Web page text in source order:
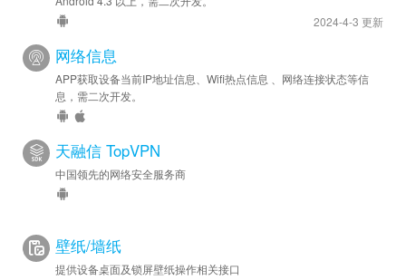
会 OAID SDK。
2024-4-3 更新
网络信息
APP获取设备当前IP地址信息、Wifi热点信息 、网络连接状态等信
息，需二次开发。
天融信 TopVPN
中国领先的网络安全服务商
壁纸/墙纸
提供设备桌面及锁屏壁纸操作相关接口